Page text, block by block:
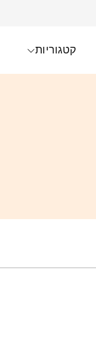
קטגוריות